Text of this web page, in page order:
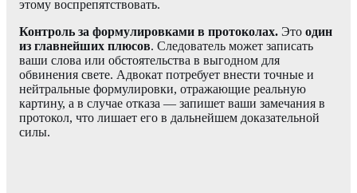
этому воспрепятствовать.
Контроль за формулировками в протоколах. Это один
из главнейших плюсов. Следователь может записать
ваши слова или обстоятельства в выгодном для
обвинения свете. Адвокат потребует внести точные и
нейтральные формулировки, отражающие реальную
картину, а в случае отказа — запишет ваши замечания в
протокол, что лишает его в дальнейшем доказательной
силы.